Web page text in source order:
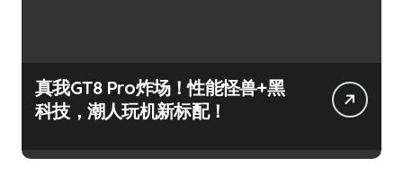
真我GT8 Pro炸场！性能怪兽+黑
科技，潮人玩机新标配！